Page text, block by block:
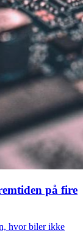
på fire
hvor biler ikke